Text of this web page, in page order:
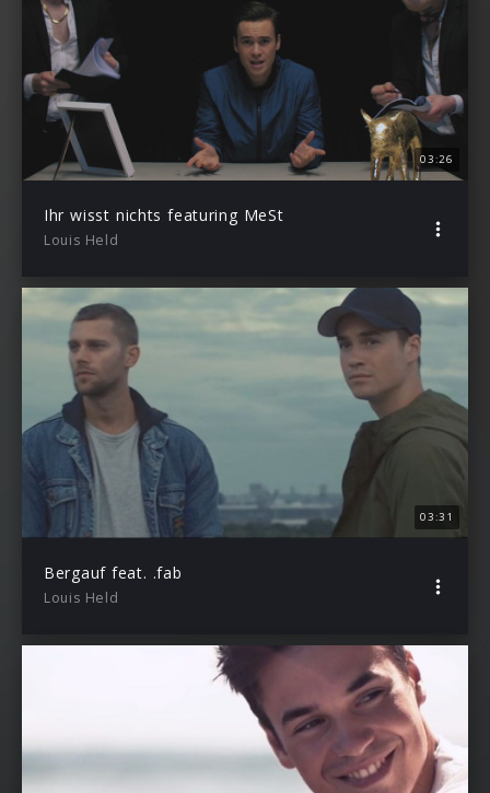
03:26
Ihr wisst nichts featuring MeSt
Louis Held
03:31
Bergauf feat. .fab
Louis Held